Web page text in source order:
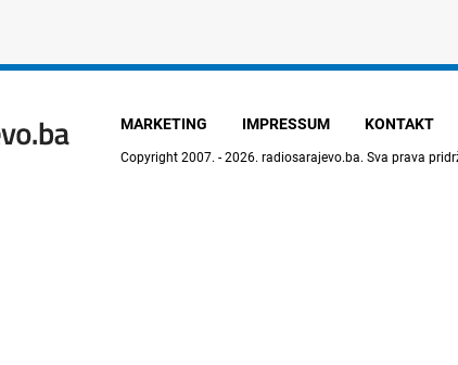
MARKETING IMPRESSUM KONTAKT
Copyright 2007. - 2026. radiosarajevo.ba. Sva prava